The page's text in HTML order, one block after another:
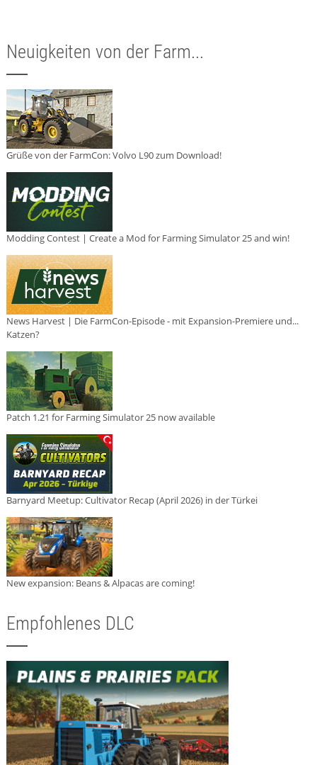
Neuigkeiten von der Farm...
Grüße von der FarmCon: Volvo L90 zum Download!
Modding Contest | Create a Mod for Farming Simulator 25 and win!
News Harvest | Die FarmCon-Episode - mit Expansion-Premiere und...
Katzen?
Patch 1.21 for Farming Simulator 25 now available
Barnyard Meetup: Cultivator Recap (April 2026) in der Türkei
New expansion: Beans & Alpacas are coming!
Empfohlenes DLC